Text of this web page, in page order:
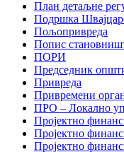
План детаљне
Подршка
Пољопривреда
Попис
ПОРИ
Председник
Привреда
Привремени
ПРО – Локално
Пројектно
Пројектно
Пројектно